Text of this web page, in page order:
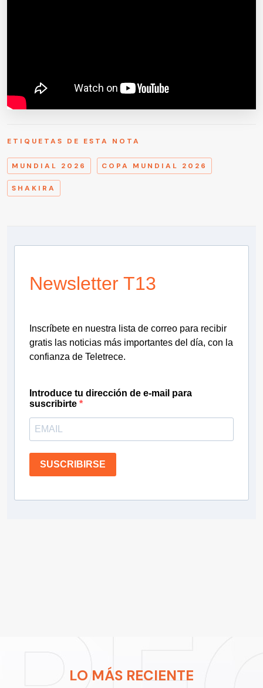
ETIQUETAS DE ESTA NOTA
MUNDIAL 2026 COPA MUNDIAL 2026
SHAKIRA
Newsletter T13
Inscríbete en nuestra lista de correo para recibir
gratis las noticias más importantes del día, con la
confianza de Teletrece.
Introduce tu dirección de e-mail para
suscribirte
SUSCRIBIRSE
LO MÁS RECIENTE